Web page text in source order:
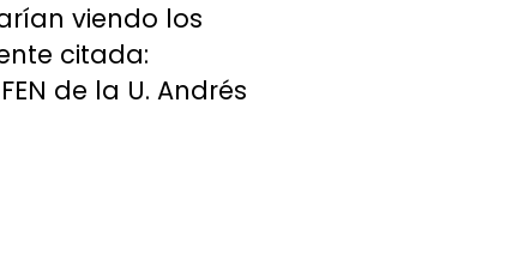
viendo los
citada:
de la U. Andrés